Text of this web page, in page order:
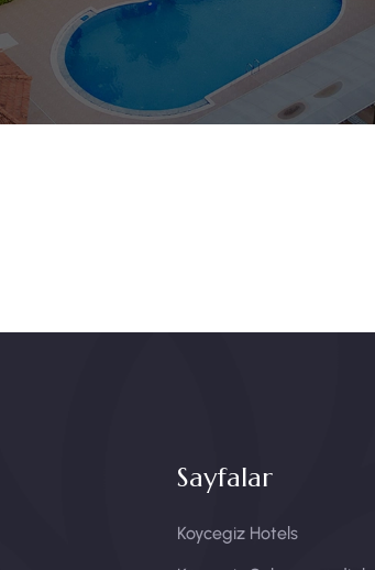
Sayfalar
Koycegiz Hotels